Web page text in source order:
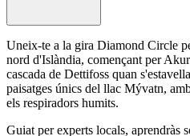
Uneix-te a la gira Diamond Circle
nord d'Islàndia, començant per
cascada de Dettifoss quan
paisatges únics del llac Mývatn,
els respiradors humits.
Guiat per experts locals, aprendràs